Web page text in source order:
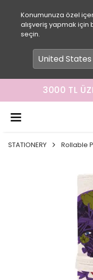
Konumunuza özel
alışveriş yapmak
seçin.
3000 TL
STATIONERY Rollable